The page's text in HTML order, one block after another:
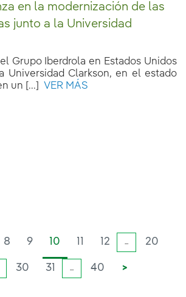
en la modernización de las
junto a la Universidad
Grupo Iberdrola en Estados Unidos
Universidad Clarkson, en el estado
un [...]
VER MÁS
8 9 10 11 12 ... 20
30 31 ... 40 >